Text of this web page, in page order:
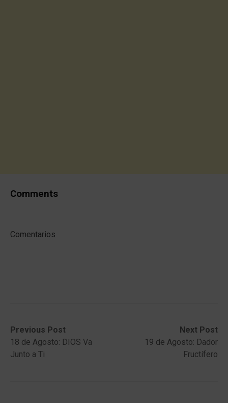
Comments
Comentarios
Post
navigation
Previous Post
Previous
post:18 de Agosto: DIOS Va
Junto a Ti
Next Post
Next
post:
19 de Agosto: Dador
Fructífero